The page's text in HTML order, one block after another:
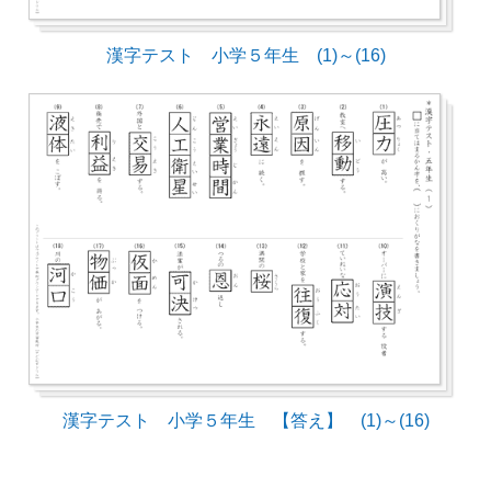
漢字テスト 小学５年生 (1)～(16)
漢字テスト 小学５年生 【答え】 (1)～(16)